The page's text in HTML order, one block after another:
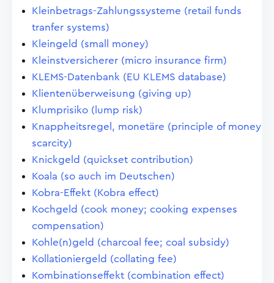
Kleinbetrags-Zahlungssysteme (retail funds
tranfer systems)
Kleingeld (small money)
Kleinstversicherer (micro insurance firm)
KLEMS-Datenbank (EU KLEMS database)
Klientenüberweisung (giving up)
Klumprisiko (lump risk)
Knappheitsregel, monetäre (principle of money
scarcity)
Knickgeld (quickset contribution)
Koala (so auch im Deutschen)
Kobra-Effekt (Kobra effect)
Kochgeld (cook money; cooking expenses
compensation)
Kohle(n)geld (charcoal fee; coal subsidy)
Kollationiergeld (collating fee)
Kombinationseffekt (combination effect)